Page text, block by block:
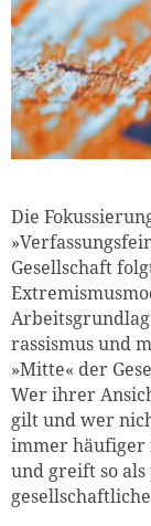
Die
Gesellschaft
rassismus und
»Mitte« der
Wer ihrer
gilt und wer
immer häufiger
und greift so